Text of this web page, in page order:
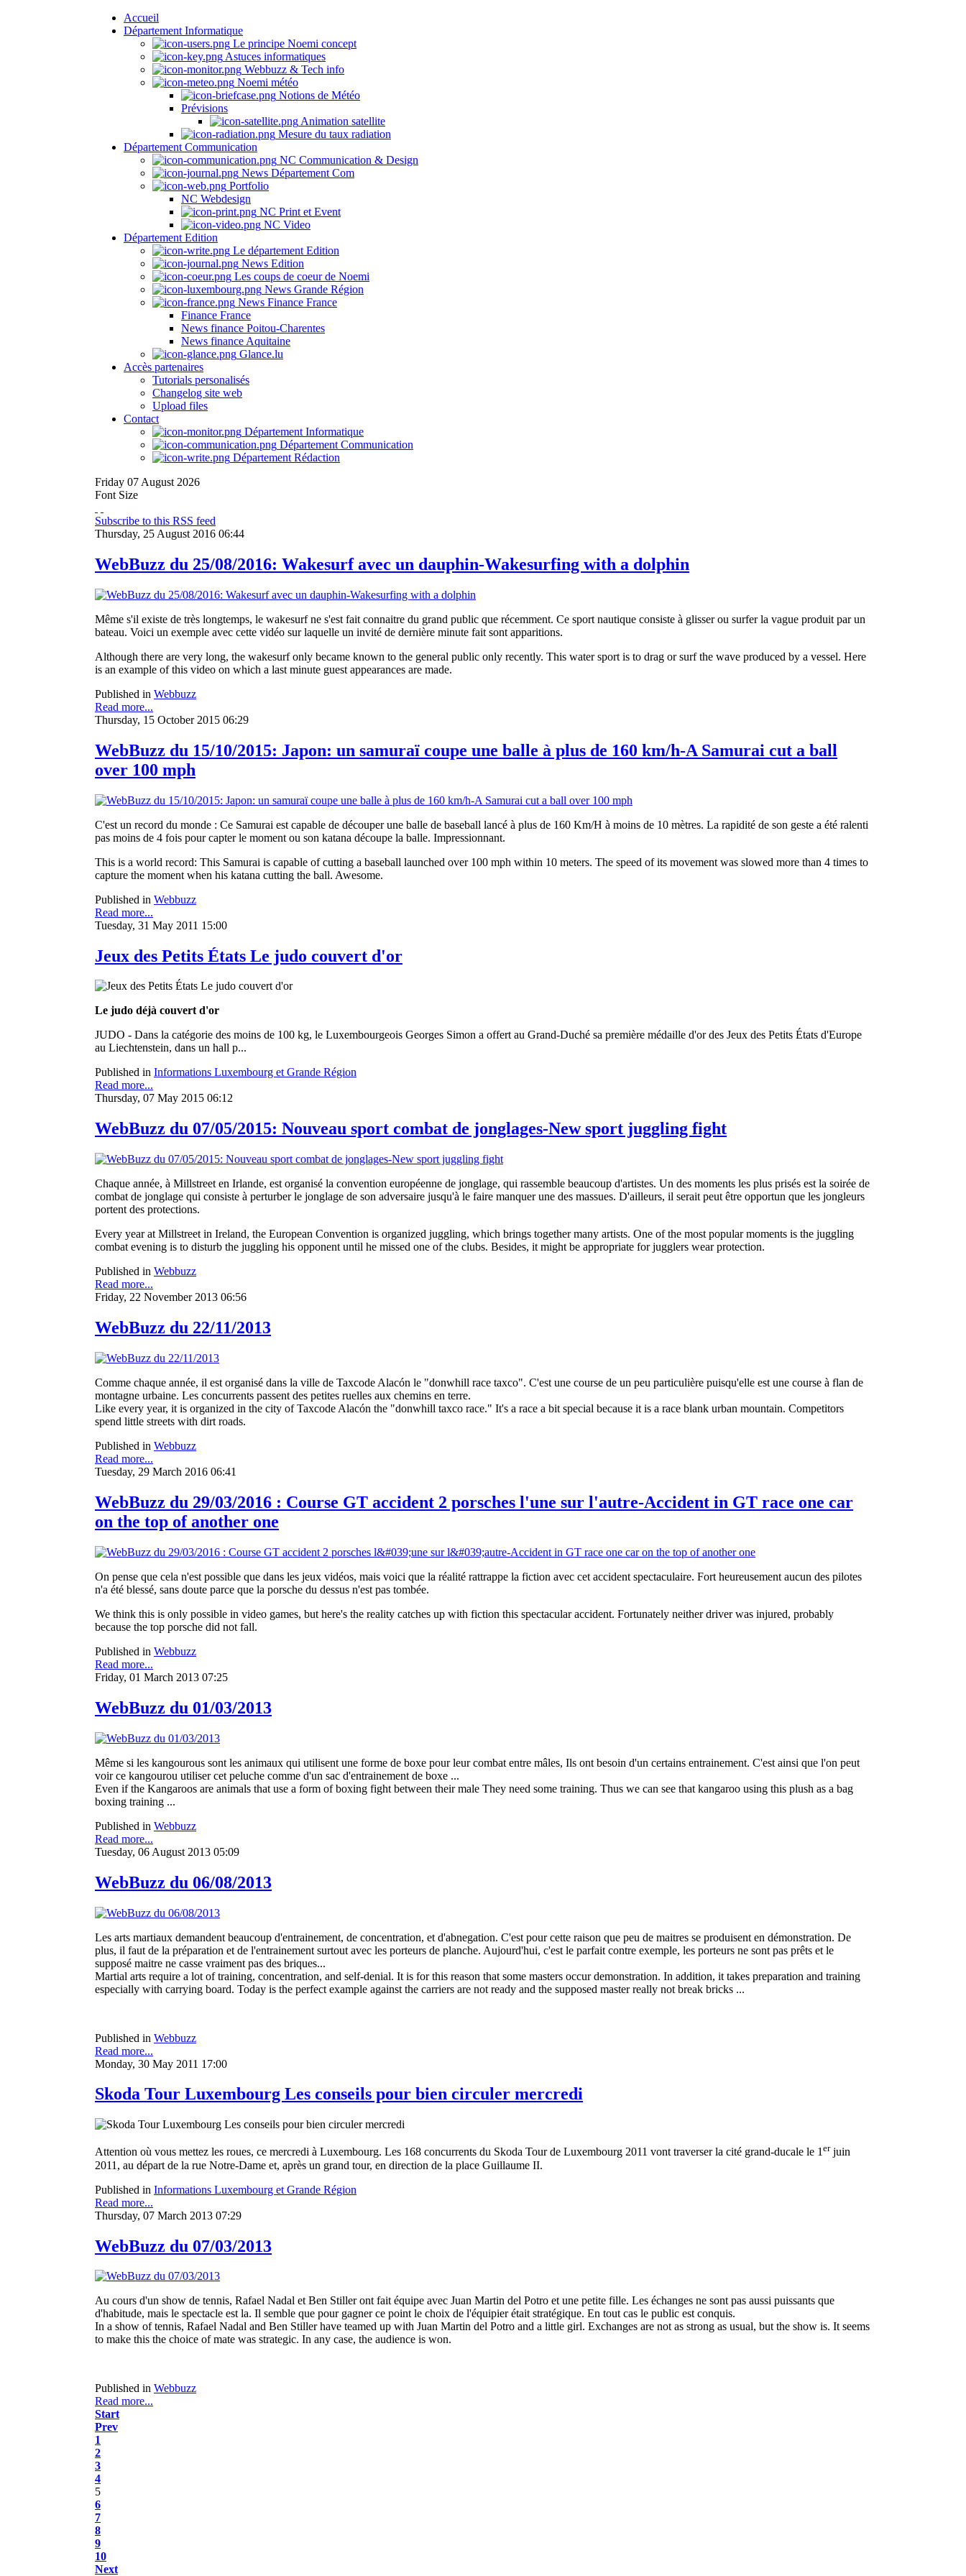
Accueil
Département Informatique
Le principe Noemi concept
Astuces informatiques
Webbuzz & Tech info
Noemi météo
Notions de Météo
Prévisions
Animation satellite
Mesure du taux radiation
Département Communication
NC Communication & Design
News Département Com
Portfolio
NC Webdesign
NC Print et Event
NC Video
Département Edition
Le département Edition
News Edition
Les coups de coeur de Noemi
News Grande Région
News Finance France
Finance France
News finance Poitou-Charentes
News finance Aquitaine
Glance.lu
Accès partenaires
Tutorials personalisés
Changelog site web
Upload files
Contact
Département Informatique
Département Communication
Département Rédaction
Friday 07 August 2026
Font Size
Subscribe to this RSS feed
Thursday, 25 August 2016 06:44
WebBuzz du 25/08/2016: Wakesurf avec un dauphin-Wakesurfing with a dolphin
Même s'il existe de très longtemps, le wakesurf ne s'est fait connaitre du grand public que récemment. Ce sport nautique consiste à glisser ou surfer la vague produit par un
bateau. Voici un exemple avec cette vidéo sur laquelle un invité de dernière minute fait sont apparitions.
Although there are very long, the wakesurf only became known to the general public only recently. This water sport is to drag or surf the wave produced by a vessel. Here
is an example of this video on which a last minute guest appearances are made.
Published in Webbuzz
Read more...
Thursday, 15 October 2015 06:29
WebBuzz du 15/10/2015: Japon: un samuraï coupe une balle à plus de 160 km/h-A Samurai cut a ball
over 100 mph
C'est un record du monde : Ce Samurai est capable de découper une balle de baseball lancé à plus de 160 Km/H à moins de 10 mètres. La rapidité de son geste a été ralenti
pas moins de 4 fois pour capter le moment ou son katana découpe la balle. Impressionnant.
This is a world record: This Samurai is capable of cutting a baseball launched over 100 mph within 10 meters. The speed of its movement was slowed more than 4 times to
capture the moment when his katana cutting the ball. Awesome.
Published in Webbuzz
Read more...
Tuesday, 31 May 2011 15:00
Jeux des Petits États Le judo couvert d'or
Le judo déjà couvert d'or
JUDO - Dans la catégorie des moins de 100 kg, le Luxembourgeois Georges Simon a offert au Grand-Duché sa première médaille d'or des Jeux des Petits États d'Europe
au Liechtenstein, dans un hall p...
Published in Informations Luxembourg et Grande Région
Read more...
Thursday, 07 May 2015 06:12
WebBuzz du 07/05/2015: Nouveau sport combat de jonglages-New sport juggling fight
Chaque année, à Millstreet en Irlande, est organisé la convention européenne de jonglage, qui rassemble beaucoup d'artistes. Un des moments les plus prisés est la soirée de
combat de jonglage qui consiste à perturber le jonglage de son adversaire jusqu'à le faire manquer une des massues. D'ailleurs, il serait peut être opportun que les jongleurs
portent des protections.
Every year at Millstreet in Ireland, the European Convention is organized juggling, which brings together many artists. One of the most popular moments is the juggling
combat evening is to disturb the juggling his opponent until he missed one of the clubs. Besides, it might be appropriate for jugglers wear protection.
Published in Webbuzz
Read more...
Friday, 22 November 2013 06:56
WebBuzz du 22/11/2013
Comme chaque année, il est organisé dans la ville de Taxcode Alacón le "donwhill race taxco". C'est une course de un peu particulière puisqu'elle est une course à flan de
montagne urbaine. Les concurrents passent des petites ruelles aux chemins en terre.
Like every year, it is organized in the city of Taxcode Alacón the "donwhill taxco race." It's a race a bit special because it is a race blank urban mountain. Competitors
spend little streets with dirt roads.
Published in Webbuzz
Read more...
Tuesday, 29 March 2016 06:41
WebBuzz du 29/03/2016 : Course GT accident 2 porsches l'une sur l'autre-Accident in GT race one car
on the top of another one
On pense que cela n'est possible que dans les jeux vidéos, mais voici que la réalité rattrappe la fiction avec cet accident spectaculaire. Fort heureusement aucun des pilotes
n'a été blessé, sans doute parce que la porsche du dessus n'est pas tombée.
We think this is only possible in video games, but here's the reality catches up with fiction this spectacular accident. Fortunately neither driver was injured, probably
because the top porsche did not fall.
Published in Webbuzz
Read more...
Friday, 01 March 2013 07:25
WebBuzz du 01/03/2013
Même si les kangourous sont les animaux qui utilisent une forme de boxe pour leur combat entre mâles, Ils ont besoin d'un certains entrainement. C'est ainsi que l'on peut
voir ce kangourou utiliser cet peluche comme d'un sac d'entrainement de boxe ...
Even if the Kangaroos are animals that use a form of boxing fight between their male They need some training. Thus we can see that kangaroo using this plush as a bag
boxing training ...
Published in Webbuzz
Read more...
Tuesday, 06 August 2013 05:09
WebBuzz du 06/08/2013
Les arts martiaux demandent beaucoup d'entrainement, de concentration, et d'abnegation. C'est pour cette raison que peu de maitres se produisent en démonstration. De
plus, il faut de la préparation et de l'entrainement surtout avec les porteurs de planche. Aujourd'hui, c'est le parfait contre exemple, les porteurs ne sont pas prêts et le
supposé maitre ne casse vraiment pas des briques...
Martial arts require a lot of training, concentration, and self-denial. It is for this reason that some masters occur demonstration. In addition, it takes preparation and training
especially with carrying board. Today is the perfect example against the carriers are not ready and the supposed master really not break bricks ...
Published in Webbuzz
Read more...
Monday, 30 May 2011 17:00
Skoda Tour Luxembourg Les conseils pour bien circuler mercredi
Attention où vous mettez les roues, ce mercredi à Luxembourg. Les 168 concurrents du Skoda Tour de Luxembourg 2011 vont traverser la cité grand-ducale le 1erjuin
2011, au départ de la rue Notre-Dame et, après un grand tour, en direction de la place Guillaume II.
Published in Informations Luxembourg et Grande Région
Read more...
Thursday, 07 March 2013 07:29
WebBuzz du 07/03/2013
Au cours d'un show de tennis, Rafael Nadal et Ben Stiller ont fait équipe avec Juan Martin del Potro et une petite fille. Les échanges ne sont pas aussi puissants que
d'habitude, mais le spectacle est la. Il semble que pour gagner ce point le choix de l'équipier était stratégique. En tout cas le public est conquis.
In a show of tennis, Rafael Nadal and Ben Stiller have teamed up with Juan Martin del Potro and a little girl. Exchanges are not as strong as usual, but the show is. It seems
to make this the choice of mate was strategic. In any case, the audience is won.
Published in Webbuzz
Read more...
Start
Prev
1
2
3
4
5
6
7
8
9
10
Next